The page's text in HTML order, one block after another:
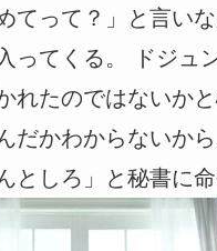
てって？」と言い
ってくる。 ドジュ
れたのではないか
だかわからないか
としろ」と秘書に命